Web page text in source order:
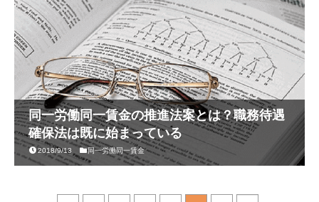
同一労働同一賃金の推進法案とは？職務待遇
確保法は既に始まっている
2018/9/13 同一労働同一賃金